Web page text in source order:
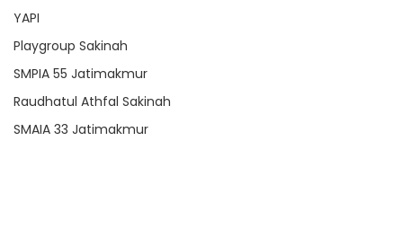
YAPI
Playgroup Sakinah
SMPIA 55 Jatimakmur
Raudhatul Athfal Sakinah
SMAIA 33 Jatimakmur